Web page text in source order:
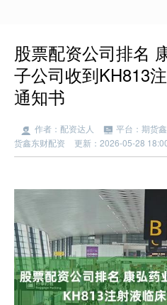
股票配资公司排名
子公司收到KH813
通知书
作者：配资达人
平台：期货
货鑫东财配资
更新：2026-05-28